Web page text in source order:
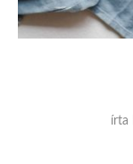
írta